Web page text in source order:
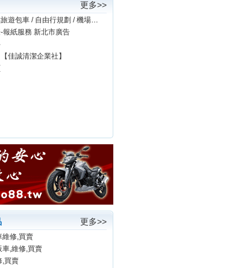
更多>>
台灣熱門景點旅遊包車 / 自由行規劃 / 機場接送 / 旅館代訂
報紙服務 新北市廣告
佳誠清潔企業社】
更多>>
維修,買賣
車,維修,買賣
,買賣